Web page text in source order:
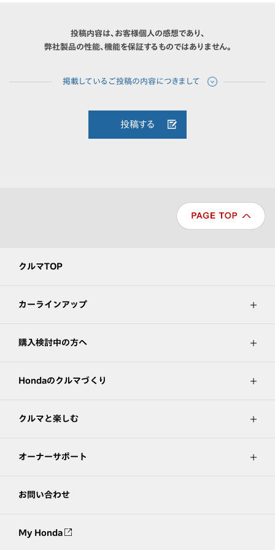
投稿内容は、お客様個人の感想であり、
弊社製品の性能、機能を保証するものではありません。
投稿する
クルマTOP
カーラインアップ
購入検討中の方へ
Hondaのクルマづくり
クルマと楽しむ
オーナーサポート
お問い合わせ
My Honda